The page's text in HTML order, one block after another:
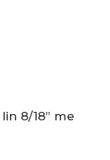
8/18” me